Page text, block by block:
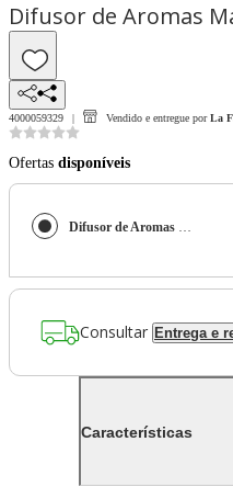
Difusor de Aromas
4000059329 Vendido e entregue por La
Ofertas disponíveis
Difusor de Aromas Mangue Vert - 250ml
Consultar Entrega e
Características